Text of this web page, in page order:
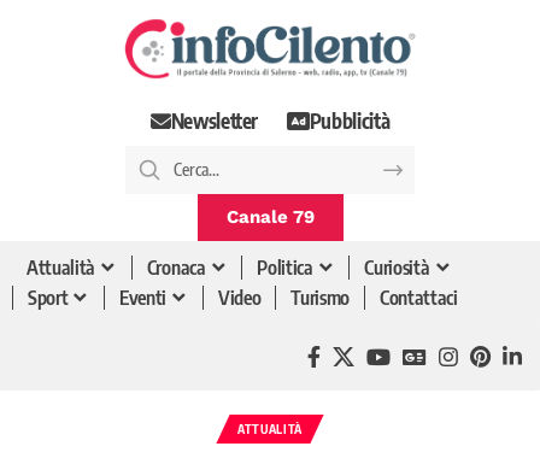
Newsletter Pubblicità
Canale 79
Attualità Cronaca Politica
Curiosità
Sport
Eventi Video Turismo Contattaci
ATTUALITÀ